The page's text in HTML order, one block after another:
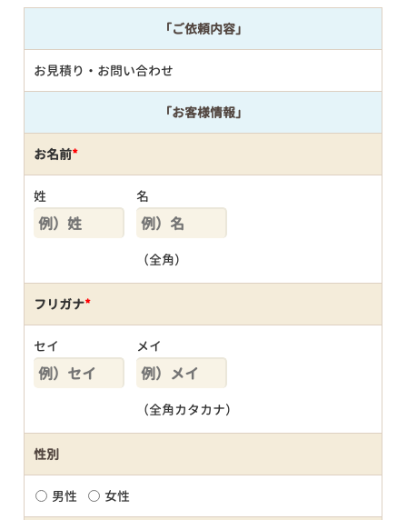
「ご依頼内容」
お見積り・お問い合わせ
「お客様情報」
お名前*
姓 名
（全角）
フリガナ*
セイ メイ
（全角カタカナ）
性別
男性 女性